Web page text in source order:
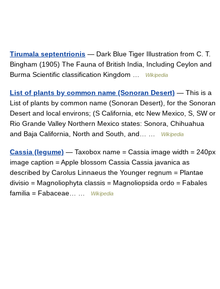
Tirumala septentrionis — Dark Blue Tiger Illustration from C. T.
Bingham (1905) The Fauna of British India, Including Ceylon and
Burma Scientific classification Kingdom …
Wikipedia
List of plants by common name (Sonoran Desert) — This is a
List of plants by common name (Sonoran Desert), for the Sonoran
Desert and local environs; (S California, etc New Mexico, S, SW or
Rio Grande Valley Northern Mexico states: Sonora, Chihuahua
and Baja California, North and South, and… …
Wikipedia
Cassia (legume) — Taxobox name = Cassia image width = 240px
image caption = Apple blossom Cassia Cassia javanica as
described by Carolus Linnaeus the Younger regnum = Plantae
divisio = Magnoliophyta classis = Magnoliopsida ordo = Fabales
familia = Fabaceae… …
Wikipedia